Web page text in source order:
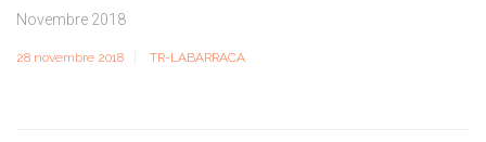
Novembre 2018
28 novembre 2018 TR-LABARRACA